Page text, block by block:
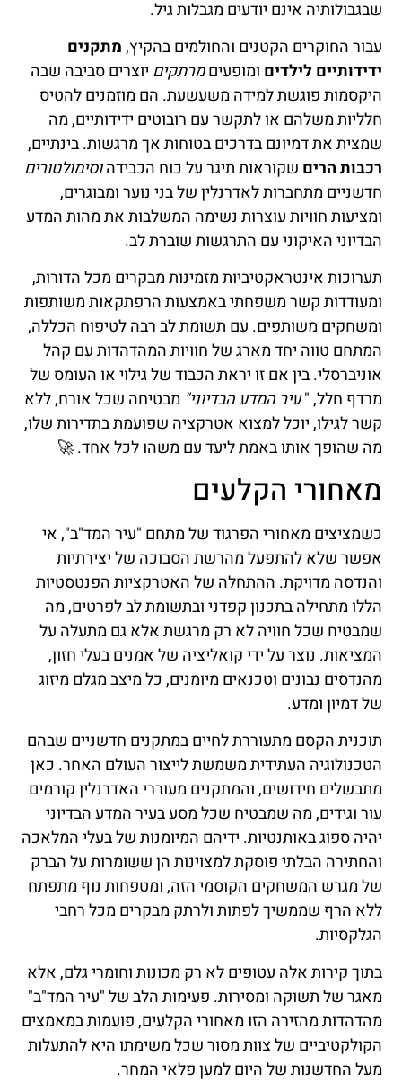
שבגבולותיה אינם יודעים מגבלות גיל.
עבור החוקרים הקטנים והחולמים בהקיץ,מתקנים
ידידותיים לילדים ומופעיםמרתקים יוצרים סביבה שבה
היקסמות פוגשת למידה משעשעת. הם מוזמנים להטיס
חלליות משלהם או לתקשר עם רובוטים ידידותיים, מה
שמצית את דמיונם בדרכים בטוחות אך מרגשות. בינתיים,
רכבות הרים שקוראות תיגר על כוח הכבידהוסימולטורים
חדשניים מתחברות לאדרנלין של בני נוער ומבוגרים,
ומציעות חוויות עוצרות נשימה המשלבות את מהות המדע
הבדיוני האיקוני עם התרגשות שוברת לב.
תערוכות אינטראקטיביות מזמינות מבקרים מכל הדורות,
ומעודדות קשר משפחתי באמצעות הרפתקאות משותפות
ומשחקים משותפים. עם תשומת לב רבה לטיפוח הכללה,
המתחם טווה יחד מארג של חוויות המהדהדות עם קהל
אוניברסלי. בין אם זו יראת הכבוד של גילוי או העומס של
מרדף חלל, "עיר המדע הבדיוני" מבטיחה שכל אורח, ללא
קשר לגילו, יוכל למצוא אטרקציה שפועמת בתדירות שלו,
מה שהופך אותו באמת ליעד עם משהו לכל אחד. 🚀
מאחורי הקלעים
כשמציצים מאחורי הפרגוד של מתחם "עיר המד"ב", אי
אפשר שלא להתפעל מהרשת הסבוכה של יצירתיות
והנדסה מדויקת. ההתחלה של האטרקציות הפנטסטיות
הללו מתחילה בתכנון קפדני ובתשומת לב לפרטים, מה
שמבטיח שכל חוויה לא רק מרגשת אלא גם מתעלה על
המציאות. נוצר על ידי קואליציה של אמנים בעלי חזון,
מהנדסים נבונים וטכנאים מיומנים, כל מיצב מגלם מיזוג
של דמיון ומדע.
תוכנית הקסם מתעוררת לחיים במתקנים חדשניים שבהם
הטכנולוגיה העתידית משמשת לייצור העולם האחר. כאן
מתבשלים חידושים, והמתקנים מעוררי האדרנלין קורמים
עור וגידים, מה שמבטיח שכל מסע בעיר המדע הבדיוני
יהיה ספוג באותנטיות. ידיהם המיומנות של בעלי המלאכה
והחתירה הבלתי פוסקת למצוינות הן ששומרות על הברק
של מגרש המשחקים הקוסמי הזה, ומטפחות נוף מתפתח
ללא הרף שממשיך לפתות ולרתק מבקרים מכל רחבי
הגלקסיות.
בתוך קירות אלה עטופים לא רק מכונות וחומרי גלם, אלא
מאגר של תשוקה ומסירות. פעימות הלב של "עיר המד"ב"
מהדהדות מהזירה הזו מאחורי הקלעים, פועמות במאמצים
הקולקטיביים של צוות מסור שכל משימתו היא להתעלות
מעל החדשנות של היום למען פלאי המחר.